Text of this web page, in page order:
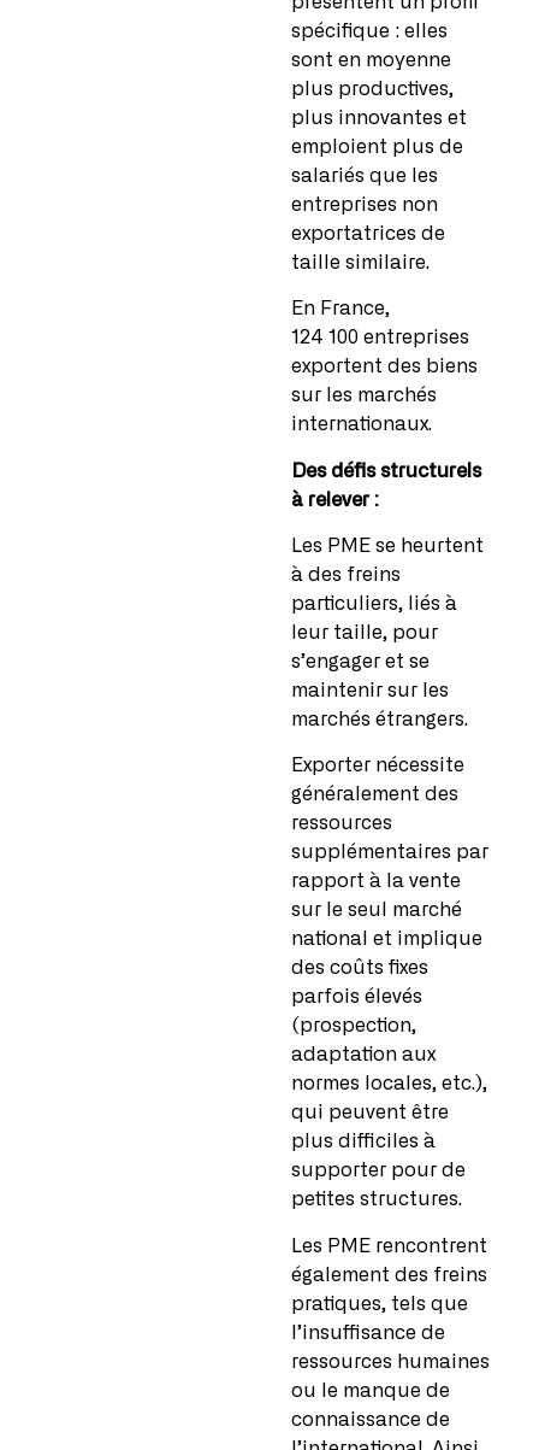
spécifique : elles
sont en moyenne
plus productives,
plus innovantes et
emploient plus de
salariés que les
entreprises non
exportatrices de
taille similaire.
En France,
124 100 entreprises
exportent des biens
sur les marchés
internationaux.
Des défis structurels
à relever :
Les PME se heurtent
à des freins
particuliers, liés à
leur taille, pour
s’engager et se
maintenir sur les
marchés étrangers.
Exporter nécessite
généralement des
ressources
supplémentaires par
rapport à la vente
sur le seul marché
national et implique
des coûts fixes
parfois élevés
(prospection,
adaptation aux
normes locales, etc.),
qui peuvent être
plus difficiles à
supporter pour de
petites structures.
Les PME rencontrent
également des freins
pratiques, tels que
l’insuffisance de
ressources humaines
ou le manque de
connaissance de